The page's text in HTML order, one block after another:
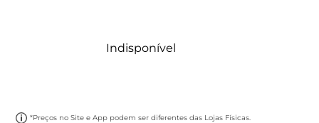
Indisponível
*Preços no Site e App podem ser diferentes das Lojas Físicas.